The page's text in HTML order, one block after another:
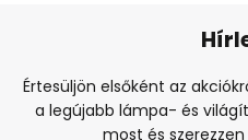
Értesüljön elsőként az
a legújabb lámpa- és
most és